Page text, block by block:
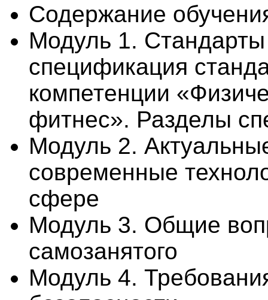
Содержание
Модуль 1.
спецификация
компетенции
фитнес». Разделы
Модуль 2.
современные
сфере
Модуль 3. Общие
самозанятого
Модуль 4.